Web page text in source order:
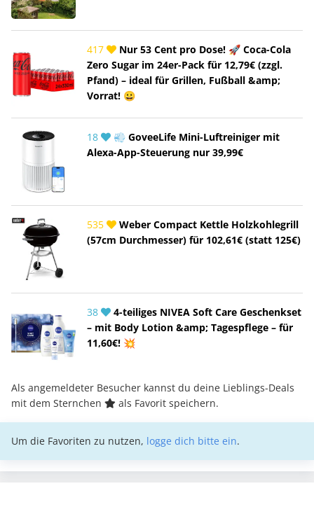
417
Nur 53 Cent pro Dose! 🚀 Coca-Cola
Zero Sugar im 24er-Pack für 12,79€ (zzgl.
Pfand) – ideal für Grillen, Fußball &amp;
Vorrat! 😀
18
💨 GoveeLife Mini-Luftreiniger mit
Alexa-App-Steuerung nur 39,99€
535
Weber Compact Kettle Holzkohlegrill
(57cm Durchmesser) für 102,61€ (statt 125€)
38
4-teiliges NIVEA Soft Care Geschenkset
– mit Body Lotion &amp; Tagespflege – für
11,60€! 💥
Als angemeldeter Besucher kannst du deine Lieblings-Deals
mit dem Sternchen
als Favorit speichern.
Um die Favoriten zu nutzen, logge dich bitte ein.